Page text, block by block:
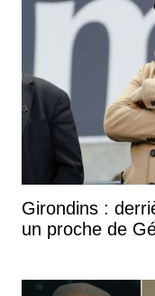
Girondins :
un proche de